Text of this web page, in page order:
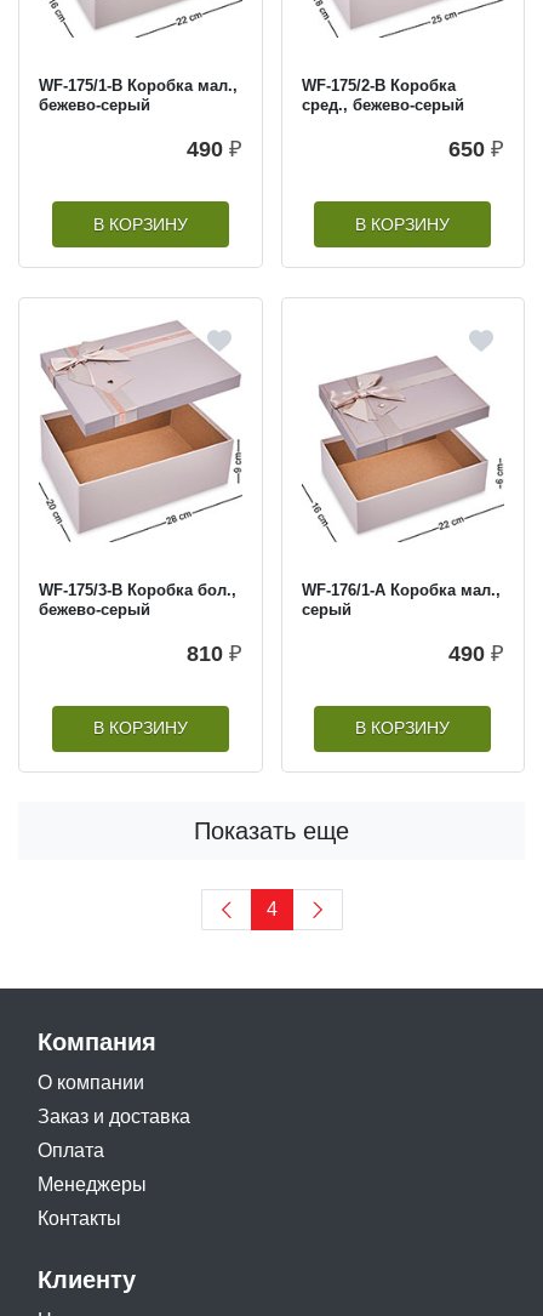
WF-175/1-B Коробка мал.,
бежево-серый
490 ₽
В КОРЗИНУ
WF-175/2-B Коробка
сред., бежево-серый
650 ₽
В КОРЗИНУ
WF-175/3-B Коробка бол.,
бежево-серый
810 ₽
В КОРЗИНУ
WF-176/1-A Коробка мал.,
серый
490 ₽
В КОРЗИНУ
Показать еще
4
Компания
О компании
Заказ и доставка
Оплата
Менеджеры
Контакты
Клиенту